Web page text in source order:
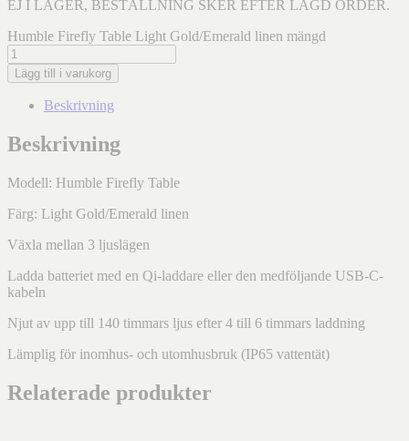
EJ I LAGER, BESTÄLLNING SKER EFTER LAGD ORDER.
Humble Firefly Table Light Gold/Emerald linen mängd
Lägg till i varukorg
Beskrivning
Beskrivning
Modell: Humble Firefly Table
Färg: Light Gold/Emerald linen
Växla mellan 3 ljuslägen
Ladda batteriet med en Qi-laddare eller den medföljande USB-C-
kabeln
Njut av upp till 140 timmars ljus efter 4 till 6 timmars laddning
Lämplig för inomhus- och utomhusbruk (IP65 vattentät)
Relaterade produkter